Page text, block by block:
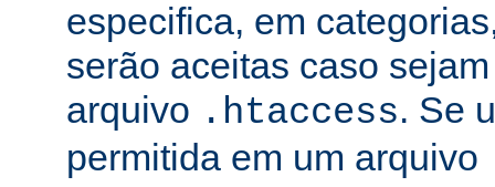
especifica, em
serão aceitas caso
arquivo .htaccess. Se
permitida em um arquivo